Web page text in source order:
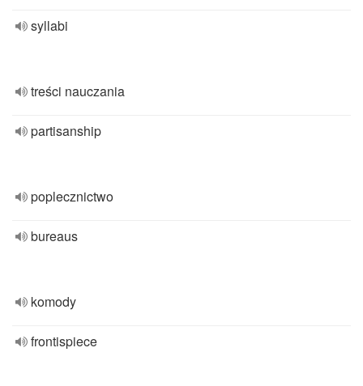
syllabi
treści nauczania
partisanship
poplecznictwo
bureaus
komody
frontispiece